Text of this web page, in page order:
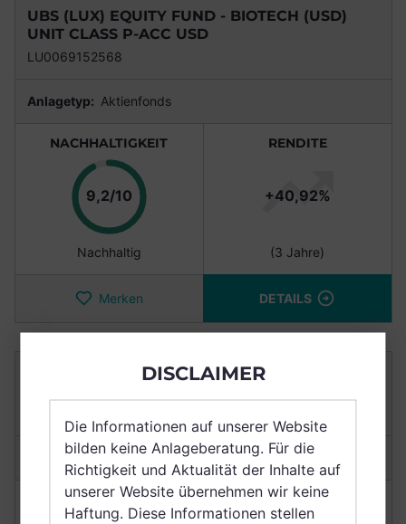
UBS (LUX) EQUITY FUND - BIOTECH (USD)
UNIT CLASS P-ACC USD
LU0069152568
Anlagetyp: Aktienfonds
NACHHALTIGKEIT
9,2/10Punkte
Nachhaltig
RENDITE
+40,92%
(3 Jahre)
Merken DETAILS
UBS (LUX) EQUITY FUND - BIOTECH (USD)
Anlagetyp:Aktienfonds
NACHHALTIGKEIT RENDITE
DISCLAIMER
Die Informationen auf unserer Website
bilden keine Anlageberatung. Für die
Richtigkeit und Aktualität der Inhalte auf
unserer Website übernehmen wir keine
Haftung. Diese Informationen stellen